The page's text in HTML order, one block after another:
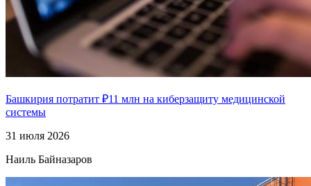
Башкирия потратит ₽11 млн на киберзащиту медицинской
системы
31 июля 2026
Наиль Байназаров